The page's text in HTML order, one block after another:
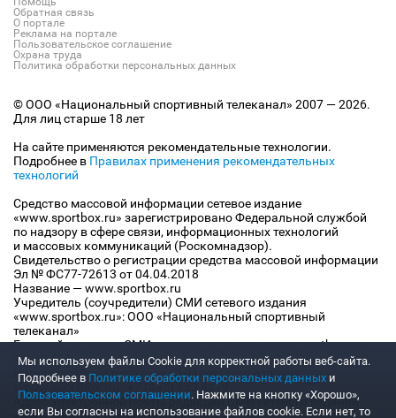
Обратная связь
О портале
Реклама на портале
Пользовательское соглашение
Охрана труда
Политика обработки персональных данных
© ООО «Национальный спортивный телеканал» 2007 — 2026.
Для лиц старше 18 лет
На сайте применяются рекомендательные технологии.
Подробнее в Правилах применения рекомендательных
технологий
Средство массовой информации сетевое издание
«www.sportbox.ru» зарегистрировано Федеральной службой
по надзору в сфере связи, информационных технологий
и массовых коммуникаций (Роскомнадзор).
Свидетельство о регистрации средства массовой информации
Эл № ФС77-72613 от 04.04.2018
Название — www.sportbox.ru
Учредитель (соучредители) СМИ сетевого издания
«www.sportbox.ru»: ООО «Национальный спортивный
телеканал»
Главный редактор СМИ сетевого издания «www.sportbox.ru»:
Конов В.А.
Номер телефона редакции СМИ сетевого издания
«www.sportbox.ru»: +7 (495) 653 8419
Адрес электронной почты редакции СМИ сетевого издания
«www.sportbox.ru»: editor@sportbox.ru
Мы используем файлы Сookie для корректной работы веб-сайта.
Подробнее в Политике обработки персональных данных и
Пользовательском соглашении. Нажмите на кнопку «Хорошо»,
если Вы согласны на использование файлов cookie. Если нет, то